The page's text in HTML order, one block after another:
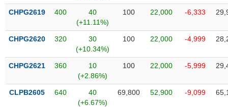
CHPG2619 400
40
(+11.11%)
100 22,000 -6,333
CHPG2620 320
30
(+10.34%)
100 22,000 -4,999
CHPG2621 360
10
(+2.86%)
100 22,000 -5,999
CLPB2605 640
40
(+6.67%)
69,800 52,900 -9,099
TIN